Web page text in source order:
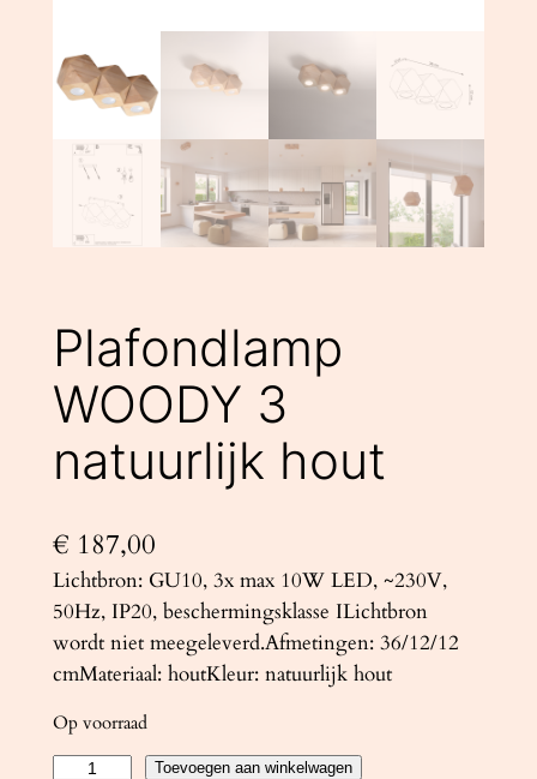
Plafondlamp
WOODY 3
natuurlijk hout
€ 187,00
Lichtbron: GU10, 3x max 10W LED, ~230V,
50Hz, IP20, beschermingsklasse ILichtbron
wordt niet meegeleverd.Afmetingen: 36/12/12
cmMateriaal: houtKleur: natuurlijk hout
Op voorraad
Toevoegen aan winkelwagen